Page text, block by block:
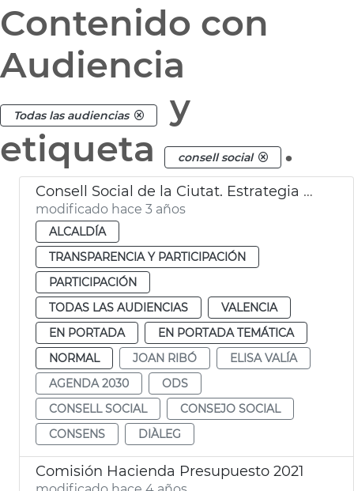
Contenido con
Audiencia
Todas las audiencias
y
etiqueta
consell social .
Consell Social de la Ciutat. Estrategia València 2030
modificado hace 3 años
ALCALDÍA
TRANSPARENCIA Y PARTICIPACIÓN
PARTICIPACIÓN
TODAS LAS AUDIENCIAS
VALENCIA
EN PORTADA
EN PORTADA TEMÁTICA
NORMAL
JOAN RIBÓ
ELISA VALÍA
AGENDA 2030
ODS
CONSELL SOCIAL
CONSEJO SOCIAL
CONSENS
DIÀLEG
Comisión Hacienda Presupuesto 2021